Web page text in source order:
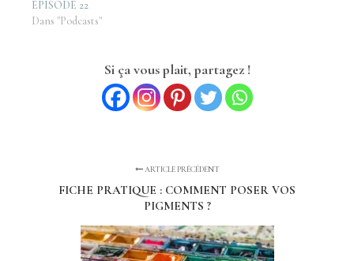
ÉPISODE 22
Dans "Podcasts"
Si ça vous plait, partagez !
ARTICLE PRÉCÉDENT
FICHE PRATIQUE : COMMENT POSER VOS
PIGMENTS ?